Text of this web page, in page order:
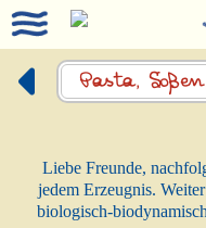
Pasta,
Liebe Freunde,
jedem Erzeugnis.
biologisch-